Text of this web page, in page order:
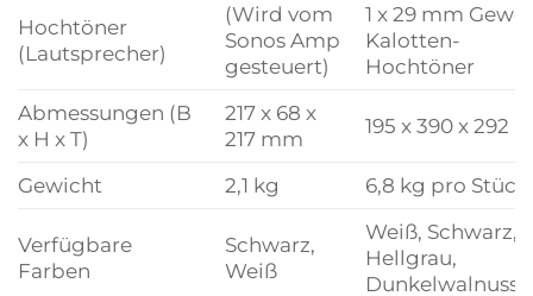
Hochtöner
(Lautsprecher)
(Wird vom
Sonos Amp
gesteuert)
1 x 29 mm
Kalotten-
Hochtöner
Abmessungen (B
x H x T)
217 x 68 x
217 mm
195 x 390 x 292
Gewicht 2,1 kg 6,8 kg pro Stück
Verfügbare
Farben
Schwarz,
Weiß
Weiß, Schwarz,
Hellgrau,
Dunkelwalnuss